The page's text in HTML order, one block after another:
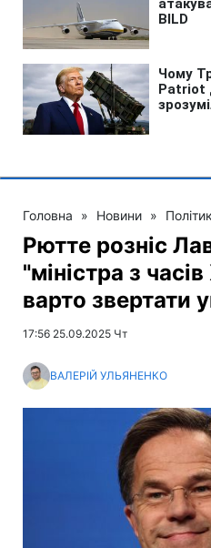
Головна » Новини »
Рютте розніс
"міністра з
варто звертати
17:56 25.09.2025 Чт
ВАЛЕРІЙ УЛЬЯНЕНКО